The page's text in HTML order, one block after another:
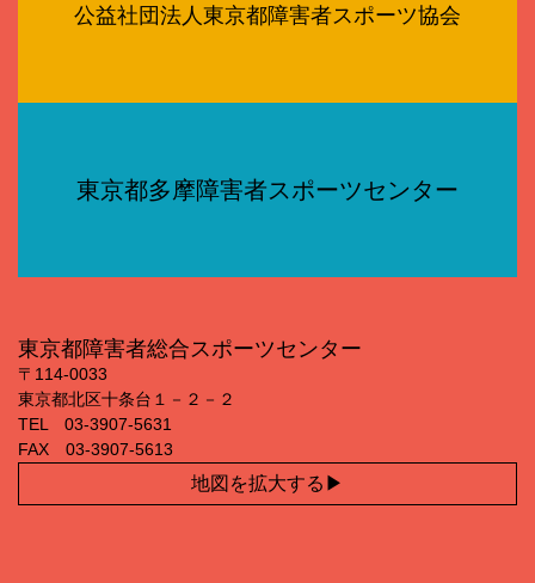
公益社団法人東京都障害者スポーツ協会
東京都多摩障害者スポーツセンター
東京都障害者総合スポーツセンター
〒114‐0033
東京都北区十条台１－２－２
TEL 03‐3907‐5631
FAX 03‐3907‐5613
地図を拡大する